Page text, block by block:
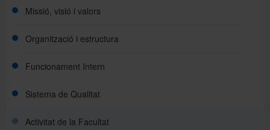
Missió, visió i valors
Organització i estructura
Funcionament Intern
Sistema de Qualitat
Activitat de la Facultat